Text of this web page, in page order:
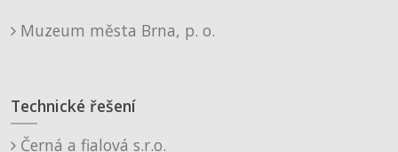
Muzeum města Brna, p. o.
Technické řešení
Černá a fialová s.r.o.